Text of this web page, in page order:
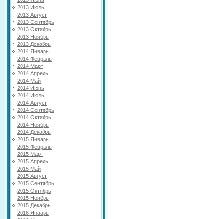
2013 Июль
2013 Август
2013 Сентябрь
2013 Октябрь
2013 Ноябрь
2013 Декабрь
2014 Январь
2014 Февраль
2014 Март
2014 Апрель
2014 Май
2014 Июнь
2014 Июль
2014 Август
2014 Сентябрь
2014 Октябрь
2014 Ноябрь
2014 Декабрь
2015 Январь
2015 Февраль
2015 Март
2015 Апрель
2015 Май
2015 Август
2015 Сентябрь
2015 Октябрь
2015 Ноябрь
2015 Декабрь
2016 Январь